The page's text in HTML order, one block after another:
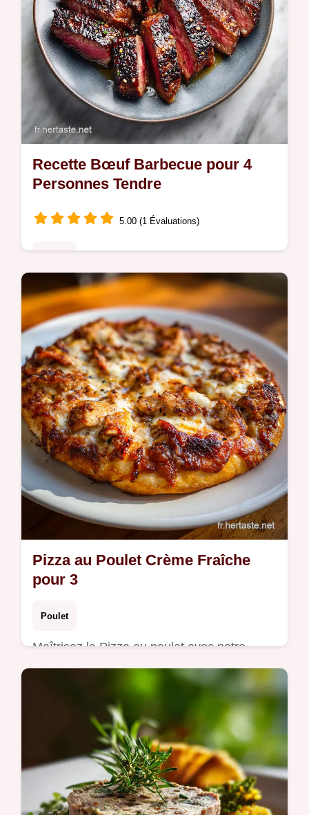
Recette Bœuf Barbecue pour 4
Personnes Tendre
5.00 (1 Évaluations)
Découvrez cette Recette Appétissante de
Bœuf au Barbecue qui assure une croûte
acajou et un cœur fondant.
Pizza au Poulet Crème Fraîche
pour 3
Poulet
Maîtrisez la Pizza au poulet avec notre
guide étape par étape. Notre recette pizza
poulet maison épouse le crémeux de la